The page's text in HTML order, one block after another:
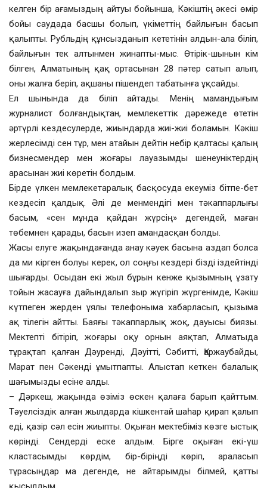
келген бір ағамыздың айтуы бойынша, Кәкіштің әкесі өмір
бойы саудада басшы болып, үкіметтің байлығын басып
қалыпты. Рубльдің құнсызданып кететінін алдын-ала біліп,
байлығын тек алтынмен жинапты-мыс. Өтірік-шынын кім
білген, Алматының қақ ортасынан 28 пәтер сатып алып,
оны жалға беріп, ақшаны пішендеп табатынға ұқсайды.
Ел шынында да біліп айтады. Менің мамандығым
журналист болғандықтан, мемлекеттік дәрежеде өтетін
әртүрлі кездесулерде, жиындарда жиі-жиі боламын. Кәкіш
жерлесімді сен тұр, мен атайын дейтін небір қалтасы қалың
бизнесмендер мен жоғары лауазымды шенеуніктердің
арасынан жиі көретін болдым.
Бірде үлкен мемлекетаралық басқосуда екеуміз бітпе-бет
кездесіп қалдық. Әлі де менмендігі мен тәкаппарлығы
басым, «сен мұнда қайдан жүрсің» дегендей, маған
төбемнен қарады, басын изеп амандасқан болды.
Жасы елуге жақындағанда анау кәуек басына аздап болса
да ми кірген болуы керек, ол соңғы кездері бізді іздейтінді
шығарды. Осыдан екі жыл бұрын кенже қызымның ұзату
тойын жасауға дайындалып зыр жүгіріп жүргенімде, Кәкіш
күтпеген жерден ұялы телефоныма хабарласып, қызыма
ақ тілегін айтты. Баяғы тәкаппарлық жоқ, дауысы биязы.
Мектепті бітіріп, жоғары оқу орнын аяқтап, Алматыда
тұрақтап қалған Дәуренді, Дәуітті, Сәбитті, Қаржаубайды,
Марат пен Сәкенді ұмытпапты. Алыстап кеткен балалық
шағымызды есіне алды.
– Дәркеш, жақында өзіміз өскен қалаға барып қайттым.
Тәуелсіздік алған жылдарда кішкентай шаһар қирап қалып
еді, қазір сәл есін жиыпты. Оқыған мектебіміз көзге ыстық
көрінді. Сендерді еске алдым. Бірге оқыған екі-үш
кластасымды көрдім, бір-біріңді көріп, араласып
тұрасыңдар ма дегенде, не айтарымды білмей, қатты